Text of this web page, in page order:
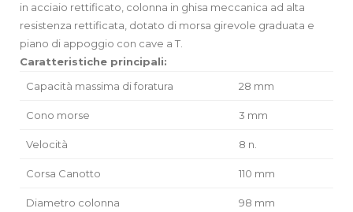
in acciaio rettificato, colonna in ghisa meccanica ad alta
resistenza rettificata, dotato di morsa girevole graduata e
piano di appoggio con cave a T.
Caratteristiche principali:
Capacità massima di foratura
28 mm
Cono morse 3 mm
Velocità 8 n.
Corsa Canotto 110 mm
Diametro colonna 98 mm